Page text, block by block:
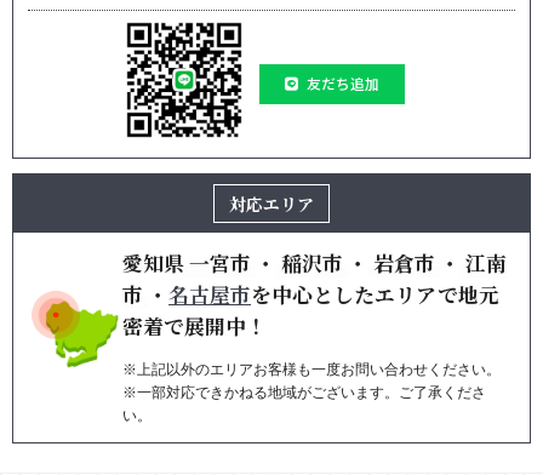
友だち追加
対応エリア
愛知県一宮市 ・ 稲沢市 ・ 岩倉市 ・ 江南
市 ・名古屋市を中心としたエリアで地元
密着で展開中！
※上記以外のエリアお客様も一度お問い合わせください。
※一部対応できかねる地域がございます。ご了承くださ
い。